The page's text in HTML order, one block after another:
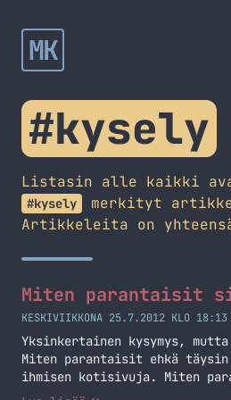
MK
#kysely
Listasin alle kaikki
#kysely
merkityt
Artikkeleita on
Miten parantaisit
KESKIVIIKKONA 25.7.2012 KLO 18:13
Yksinkertainen kysymys,
Miten parantaisit ehkä täysin
ihmisen kotisivuja. Miten
kotisivujani jos saisit tehdä